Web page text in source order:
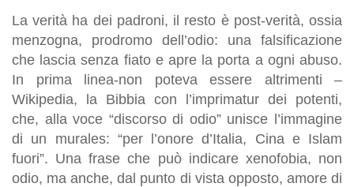
La verità ha dei padroni, il resto è post-verità, ossia
menzogna, prodromo dell’odio: una falsificazione
che lascia senza fiato e apre la porta a ogni abuso.
In prima linea-non poteva essere altrimenti –
Wikipedia, la Bibbia con l’imprimatur dei potenti,
che, alla voce “discorso di odio” unisce l’immagine
di un murales: “per l’onore d’Italia, Cina e Islam
fuori”. Una frase che può indicare xenofobia, non
odio, ma anche, dal punto di vista opposto, amore di